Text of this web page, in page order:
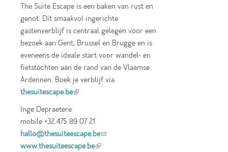
The Suite Escape is een baken van rust en
genot. Dit smaakvol ingerichte
gastenverblijf is centraal gelegen voor een
bezoek aan Gent, Brussel en Brugge en is
eveneens de ideale start voor wandel- en
fietstochten aan de rand van de Vlaamse
Ardennen. Boek je verblijf via
thesuitescape.be(link is external)
Inge Depraetere
mobile +32 475 89 07 21
hallo@thesuiteescape.be(link sends e-mail)
www.thesuiteescape.be(link is external)